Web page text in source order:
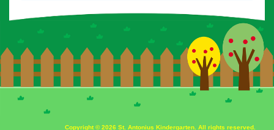
Copyright © 2026 St. Antonius Kindergarten. All rights reserved.